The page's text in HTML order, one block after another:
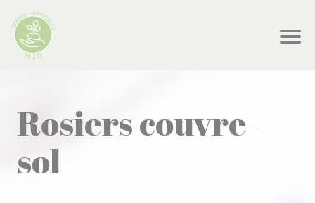
Rosiers couvre-
sol